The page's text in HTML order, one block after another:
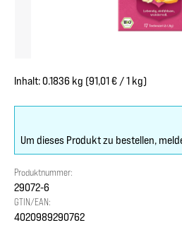
Inhalt:0.1836 kg (91,01 € / 1 kg)
Um dieses Produkt zu bestellen,
Produktnummer:
29072-6
GTIN/EAN:
4020989290762